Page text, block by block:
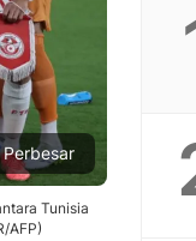
Perbesar
Tunisia
AFP)